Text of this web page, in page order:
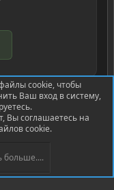
XenForo Ltd.
cookie, чтобы
Ваш вход в систему,
Вы соглашаетесь на
cookie.
больше....